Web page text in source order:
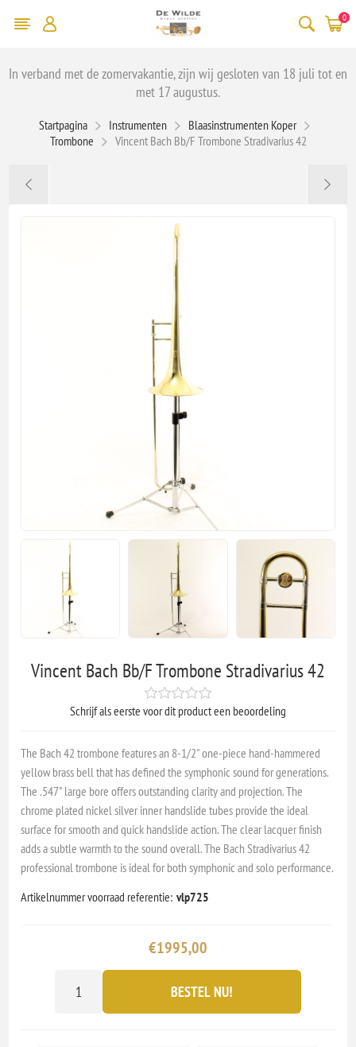
0
In verband met de zomervakantie, zijn wij gesloten van 18 juli tot en
met 17 augustus.
Startpagina Instrumenten
Blaasinstrumenten Koper
Trombone
Vincent Bach Bb/F Trombone Stradivarius 42
Vincent Bach Bb/F Trombone Stradivarius 42
Schrijf als eerste voor dit product een beoordeling
The Bach 42 trombone features an 8-1/2" one-piece hand-hammered
yellow brass bell that has defined the symphonic sound for generations.
The .547" large bore offers outstanding clarity and projection. The
chrome plated nickel silver inner handslide tubes provide the ideal
surface for smooth and quick handslide action. The clear lacquer finish
adds a subtle warmth to the sound overall. The Bach Stradivarius 42
professional trombone is ideal for both symphonic and solo performance.
Artikelnummer voorraad referentie: vlp725
€1995,00
BESTEL NU!